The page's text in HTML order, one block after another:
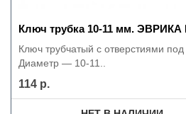
Ключ трубка 10-11 мм. ЭВРИКА
Ключ трубчатый с отверстиями
Диаметр — 10-11..
114 р.